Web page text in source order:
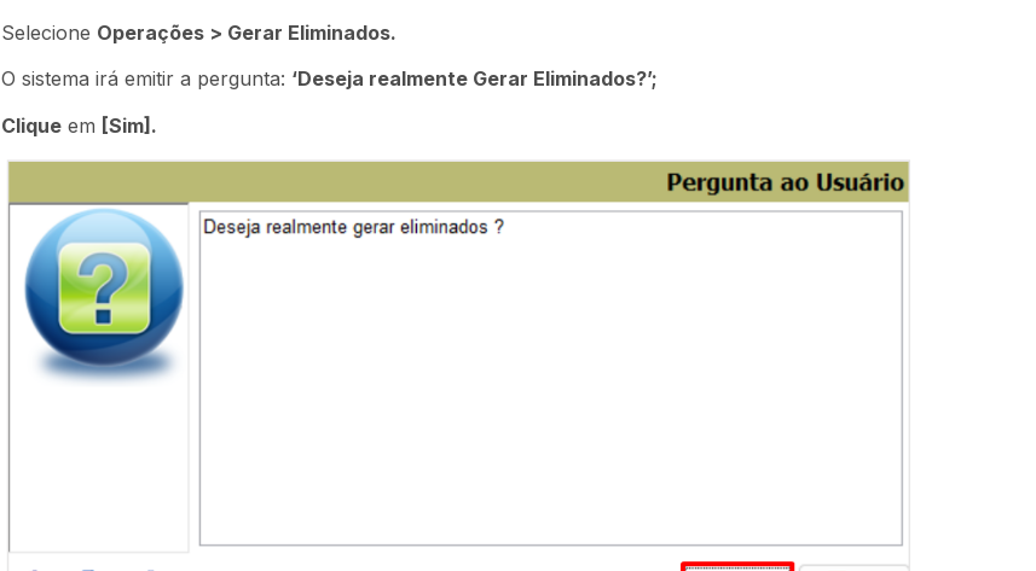
Selecione Operações > Gerar Eliminados.
O sistema irá emitir a pergunta: ‘Deseja realmente Gerar Eliminados?’;
Cliqueem [Sim].